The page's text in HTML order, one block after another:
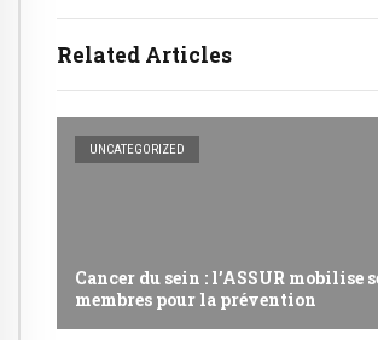
Related Articles
UNCATEGORIZED
Cancer du sein : l’ASSUR mobilise
membres pour la prévention